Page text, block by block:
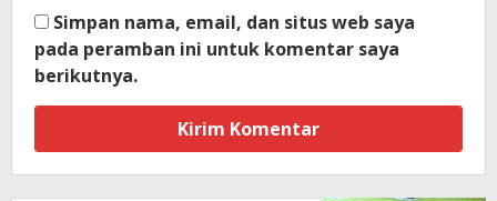
Simpan nama, email, dan situs web saya
pada peramban ini untuk komentar saya
berikutnya.